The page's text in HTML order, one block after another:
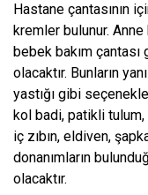
Hastane çantasının
kremler bulunur.
bebek bakım
olacaktır. Bunların
yastığı gibi
kol badi, patikli tulum,
iç zıbın, eldiven,
donanımların
olacaktır.